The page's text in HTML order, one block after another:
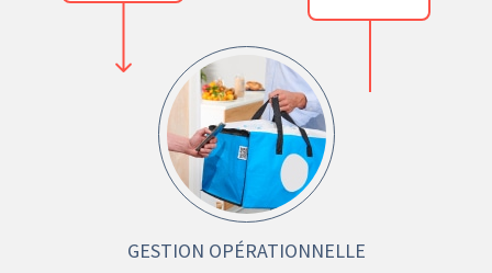
GESTION OPÉRATIONNELLE